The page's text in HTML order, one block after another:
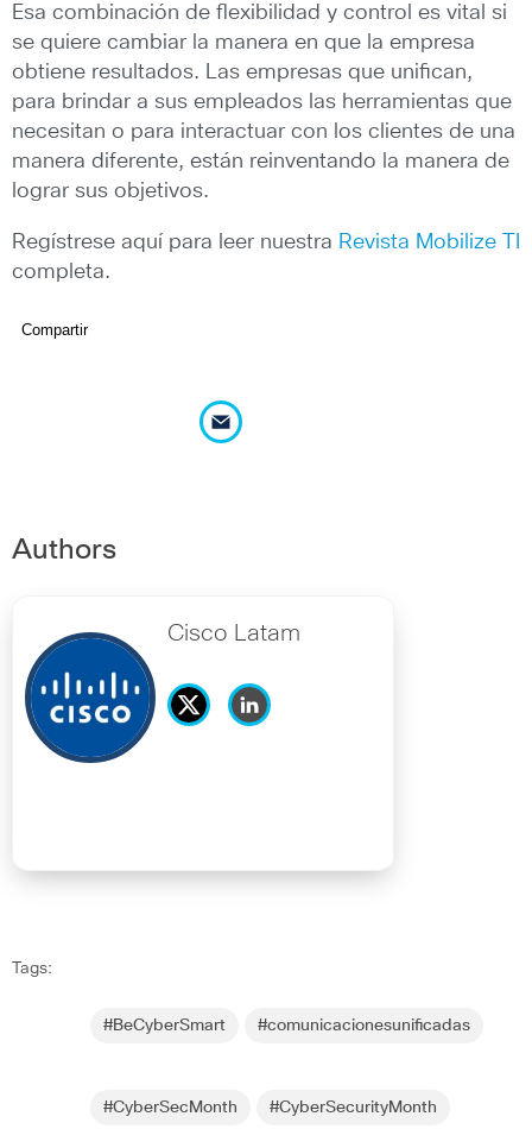
Esa combinación de flexibilidad y control es vital si
se quiere cambiar la manera en que la empresa
obtiene resultados. Las empresas que unifican,
para brindar a sus empleados las herramientas que
necesitan o para interactuar con los clientes de una
manera diferente, están reinventando la manera de
lograr sus objetivos.
Regístrese aquí para leer nuestra Revista Mobilize TI
completa.
Compartir
Authors
Cisco Latam
Tags:
#BeCyberSmart #comunicacionesunificadas
#CyberSecMonth #CyberSecurityMonth